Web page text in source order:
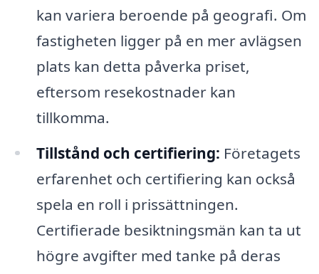
kan variera beroende på geografi. Om
fastigheten ligger på en mer avlägsen
plats kan detta påverka priset,
eftersom resekostnader kan
tillkomma.
Tillstånd och certifiering: Företagets
erfarenhet och certifiering kan också
spela en roll i prissättningen.
Certifierade besiktningsmän kan ta ut
högre avgifter med tanke på deras